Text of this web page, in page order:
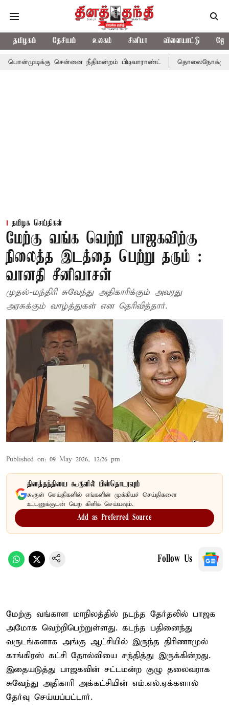
தமிழகம் தேசியம் உலகம் சினிமா விளையாட்டு
சென்னை நீதிமன்றம் பிடிவாராண்ட் தொலைநோக்கு
தமிழக செய்திகள்
மேற்கு வங்க வெற்றி பாஜகவிற்கு
நிலைத்த இடத்தை பெற்று தரும் :
வானதி சீனிவாசன்
முதல்-மந்திரி சுவேந்து அதிகாரிக்கும் அவரது
அரசுக்கும் வாழ்த்துகள் என தெரிவித்தார்.
Published on: 09 May 2026, 12:26 pm
தினத்தந்தியை கூகுளில் பின்தொடரவும்
கூகுள் செய்திகளில் எங்களின் முக்கியச் செய்திகளை
உடனுக்குடன் பெற கிளிக் செய்யவும்.
Add as Preferred Source
Follow Us
மேற்கு வங்காள மாநிலத்தில் நடந்த தேர்தலில் பாஜக
அமோக வெற்றிபெற்றுள்ளது. கடந்த பதினைந்து
வருடங்களாக அங்கு ஆட்சியில் இருந்த திரிணாமுல்
காங்கிரஸ் கட்சி தோல்வியை சந்தித்து இருக்கின்றது.
இதையடுத்து பாஜகவின் சட்டமன்ற குழு தலைவராக
சுவேந்து அதிகாரி அக்கட்சியின் எம்.எல்.ஏக்களால்
தேர்வு செய்யப்பட்டார்.